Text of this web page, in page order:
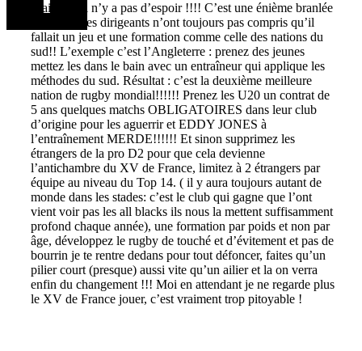
Mais non il n’y a pas d’espoir !!!! C’est une énième branlée
parce que les dirigeants n’ont toujours pas compris qu’il
fallait un jeu et une formation comme celle des nations du
sud!! L’exemple c’est l’Angleterre : prenez des jeunes
mettez les dans le bain avec un entraîneur qui applique les
méthodes du sud. Résultat : c’est la deuxième meilleure
nation de rugby mondial!!!!!! Prenez les U20 un contrat de
5 ans quelques matchs OBLIGATOIRES dans leur club
d’origine pour les aguerrir et EDDY JONES à
l’entraînement MERDE!!!!!! Et sinon supprimez les
étrangers de la pro D2 pour que cela devienne
l’antichambre du XV de France, limitez à 2 étrangers par
équipe au niveau du Top 14. ( il y aura toujours autant de
monde dans les stades: c’est le club qui gagne que l’ont
vient voir pas les all blacks ils nous la mettent suffisamment
profond chaque année), une formation par poids et non par
âge, développez le rugby de touché et d’évitement et pas de
bourrin je te rentre dedans pour tout défoncer, faites qu’un
pilier court (presque) aussi vite qu’un ailier et la on verra
enfin du changement !!! Moi en attendant je ne regarde plus
le XV de France jouer, c’est vraiment trop pitoyable !